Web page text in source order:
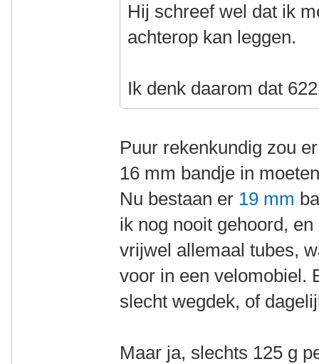
Hij schreef wel dat ik
achterop kan leggen.
Ik denk daarom dat
Puur rekenkundig zou
16 mm bandje in
Nu bestaan er 19 mm
ik nog nooit gehoord,
vrijwel allemaal tubes,
voor in een velomobiel.
slecht wegdek, of
Maar ja, slechts 125 g